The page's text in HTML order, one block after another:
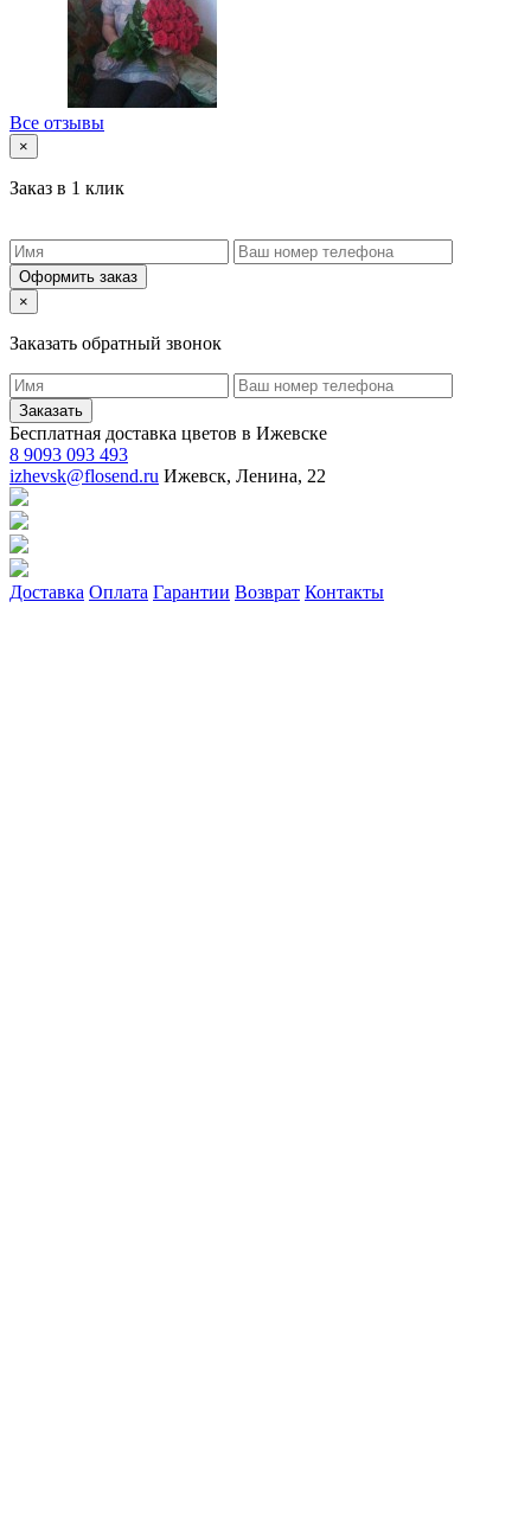
Все отзывы
×
Заказ в 1 клик
Оформить заказ
×
Заказать обратный звонок
Заказать
Бесплатная доставка цветов в Ижевске
8 9093 093 493
izhevsk@flosend.ru Ижевск, Ленина, 22
Доставка Оплата Гарантии Возврат Контакты